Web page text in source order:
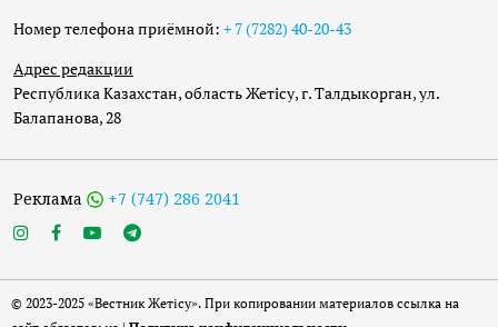
Номер телефона приёмной: + 7 (7282) 40-20-43
Адрес редакции
Республика Казахстан, область Жетісу, г. Талдыкорган, ул.
Балапанова, 28
Реклама +7 (747) 286 2041
© 2023-2025 «Вестник Жетісу». При копировании материалов ссылка на